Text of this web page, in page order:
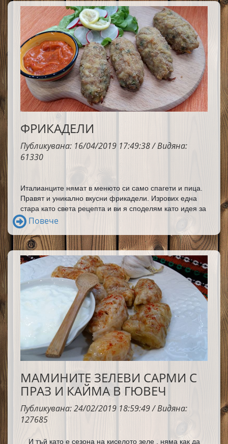
ФРИКАДЕЛИ
Публикувана: 16/04/2019 17:49:38 / Видяна:
61330
Италианците нямат в менюто си само спагети и пица.
Правят и уникално вкусни фрикадели. Изрових една
стара като света рецепта и ви я споделям като идея за
вечеря.Достойни за честа употреба!
Страхотни са!
Повече
МАМИНИТЕ ЗЕЛЕВИ САРМИ С
ПРАЗ И КАЙМА В ГЮВЕЧ
Публикувана: 24/02/2019 18:59:49 / Видяна:
127685
И тъй като е сезона на киселото зеле , няма как да